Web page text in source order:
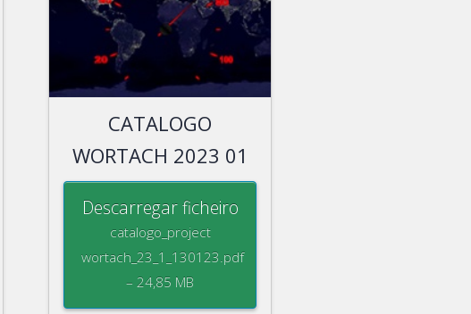
CATALOGO
WORTACH 2023 01
Descarregar ficheiro
catalogo_project
wortach_23_1_130123.pdf
– 24,85 MB